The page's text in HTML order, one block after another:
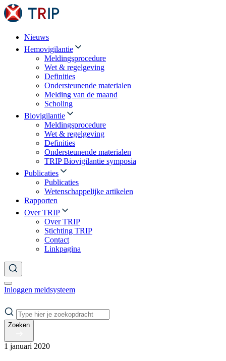
Nieuws
Hemovigilantie
Meldingsprocedure
Wet & regelgeving
Definities
Ondersteunende materialen
Melding van de maand
Scholing
Biovigilantie
Meldingsprocedure
Wet & regelgeving
Definities
Ondersteunende materialen
TRIP Biovigilantie symposia
Publicaties
Publicaties
Wetenschappelijke artikelen
Rapporten
Over TRIP
Over TRIP
Stichting TRIP
Contact
Linkpagina
Inloggen meldsysteem
Zoeken
1 januari 2020